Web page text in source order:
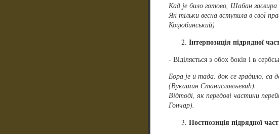
Кад је било готово, Шабан
Як тільки весна вступила в свої
Коцюбинський)
Інтерпозиція підрядної
- Віділяється з обох боків і в
Бора је и тада, док се градило, са
(Вукашин Станислављевић).
Відтоді, як передові частини
Гончар).
Постпозиція підрядної